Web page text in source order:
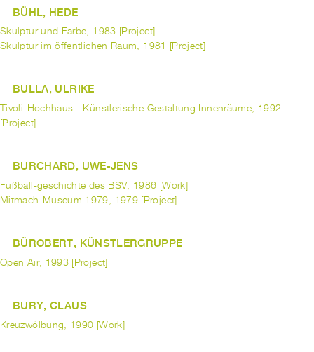
BÜHL, HEDE
Skulptur und Farbe, 1983 [Project]
Skulptur im öffentlichen Raum, 1981 [Project]
BULLA, ULRIKE
Tivoli-Hochhaus - Künstlerische Gestaltung Innenräume, 1992
[Project]
BURCHARD, UWE-JENS
Fußball-geschichte des BSV, 1986 [Work]
Mitmach-Museum 1979, 1979 [Project]
BÜROBERT, KÜNSTLERGRUPPE
Open Air, 1993 [Project]
BURY, CLAUS
Kreuzwölbung, 1990 [Work]